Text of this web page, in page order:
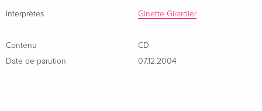
Interprètes Ginette Girardier
Contenu
CD
Date de parution
07.12.2004